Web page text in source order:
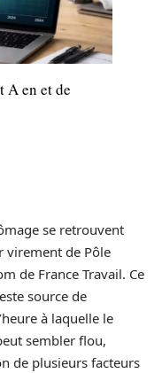
A en et de
se retrouvent
virement de Pôle
de France Travail. Ce
source de
à laquelle le
sembler flou,
de plusieurs facteurs